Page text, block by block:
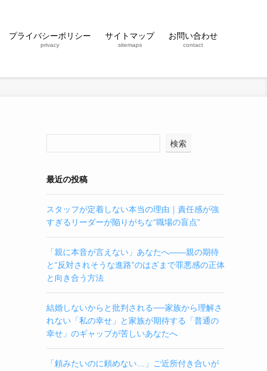
プライバシーポリシー
privacy
サイトマップ
sitemaps
お問い合わせ
contact
検索
最近の投稿
スタッフが定着しない本当の理由｜責任感が強
すぎるリーダーが陥りがちな“職場の盲点”
「親に本音が言えない」あなたへ——親の期待
と“反対されそうな進路”のはざまで罪悪感の正体
と向き合う方法
結婚しないからと批判される──家族から理解さ
れない「私の幸せ」と家族が期待する「普通の
幸せ」のギャップが苦しいあなたへ
「頼みたいのに頼めない…」ご近所付き合いが